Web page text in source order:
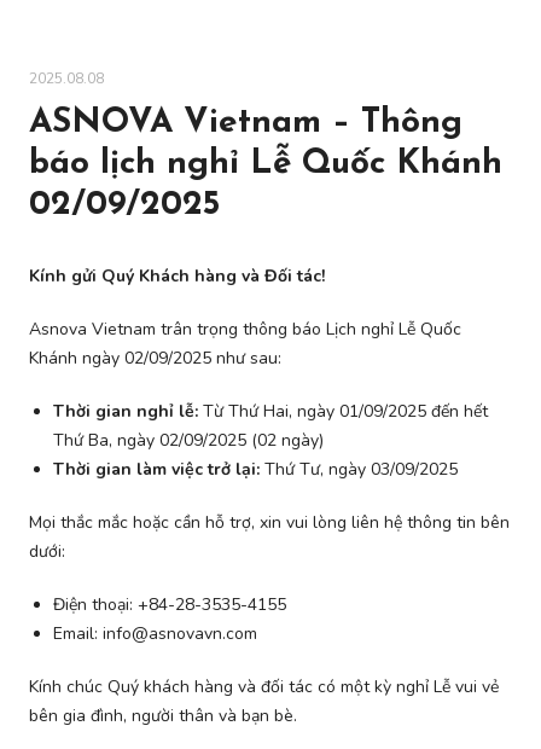
2025.08.08
ASNOVA Vietnam – Thông
báo lịch nghỉ Lễ Quốc Khánh
02/09/2025
Kính gửi Quý Khách hàng và Đối tác!
Asnova Vietnam trân trọng thông báo Lịch nghỉ Lễ Quốc
Khánh ngày 02/09/2025 như sau:
Thời gian nghỉ lễ: Từ Thứ Hai, ngày 01/09/2025 đến hết
Thứ Ba, ngày 02/09/2025 (02 ngày)
Thời gian làm việc trở lại: Thứ Tư, ngày 03/09/2025
Mọi thắc mắc hoặc cần hỗ trợ, xin vui lòng liên hệ thông tin bên
dưới:
Điện thoại: +84-28-3535-4155
Email: info@asnovavn.com
Kính chúc Quý khách hàng và đối tác có một kỳ nghỉ Lễ vui vẻ
bên gia đình, người thân và bạn bè.